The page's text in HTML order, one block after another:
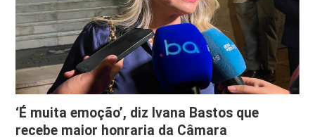
‘É muita emoção’, diz Ivana Bastos que
recebe maior honraria da Câmara